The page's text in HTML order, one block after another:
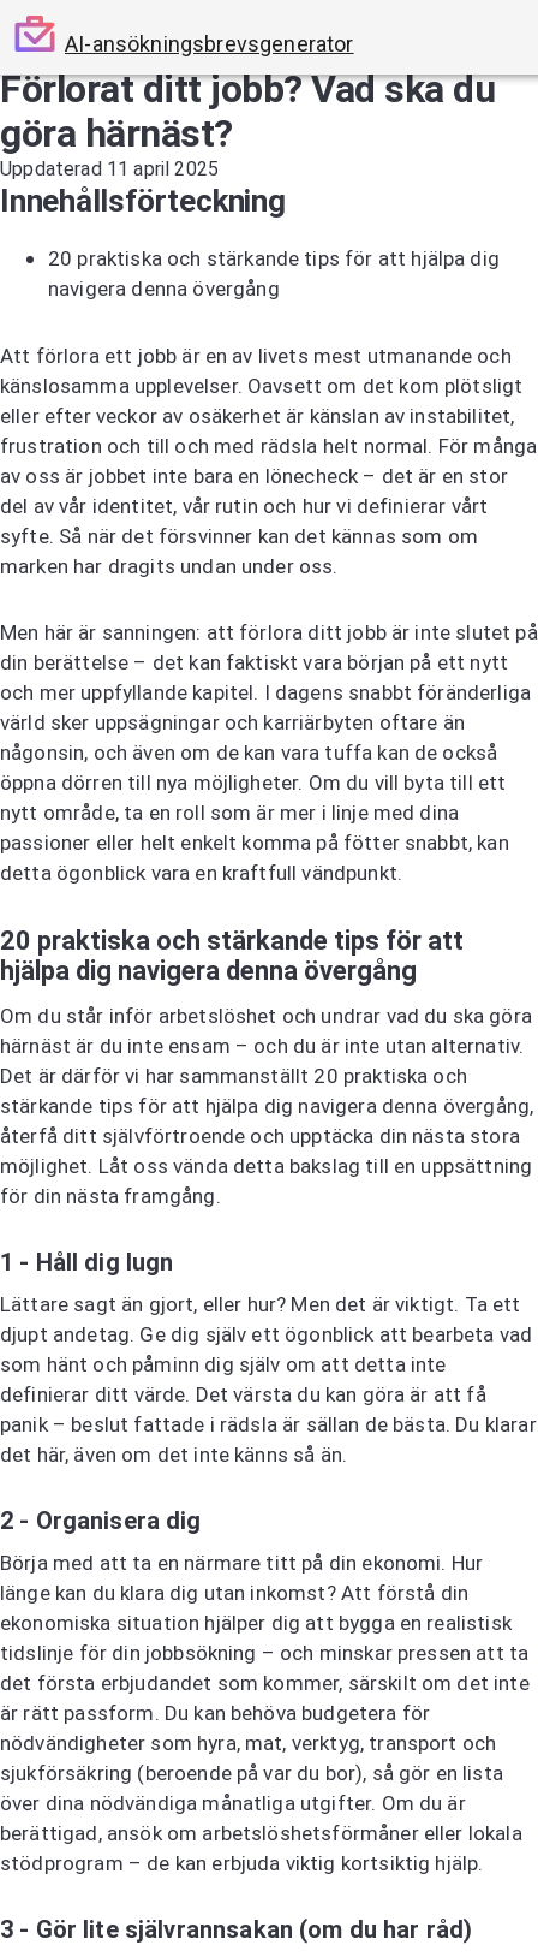
AI-ansökningsbrevsgenerator
Förlorat ditt jobb? Vad ska du
göra härnäst?
Uppdaterad 11 april 2025
Innehållsförteckning
20 praktiska och stärkande tips för att hjälpa dig
navigera denna övergång
Att förlora ett jobb är en av livets mest utmanande och
känslosamma upplevelser. Oavsett om det kom plötsligt
eller efter veckor av osäkerhet är känslan av instabilitet,
frustration och till och med rädsla helt normal. För många
av oss är jobbet inte bara en lönecheck – det är en stor
del av vår identitet, vår rutin och hur vi definierar vårt
syfte. Så när det försvinner kan det kännas som om
marken har dragits undan under oss.
Men här är sanningen: att förlora ditt jobb är inte slutet på
din berättelse – det kan faktiskt vara början på ett nytt
och mer uppfyllande kapitel. I dagens snabbt föränderliga
värld sker uppsägningar och karriärbyten oftare än
någonsin, och även om de kan vara tuffa kan de också
öppna dörren till nya möjligheter. Om du vill byta till ett
nytt område, ta en roll som är mer i linje med dina
passioner eller helt enkelt komma på fötter snabbt, kan
detta ögonblick vara en kraftfull vändpunkt.
20 praktiska och stärkande tips för att
hjälpa dig navigera denna övergång
Om du står inför arbetslöshet och undrar vad du ska göra
härnäst är du inte ensam – och du är inte utan alternativ.
Det är därför vi har sammanställt 20 praktiska och
stärkande tips för att hjälpa dig navigera denna övergång,
återfå ditt självförtroende och upptäcka din nästa stora
möjlighet. Låt oss vända detta bakslag till en uppsättning
för din nästa framgång.
1 - Håll dig lugn
Lättare sagt än gjort, eller hur? Men det är viktigt. Ta ett
djupt andetag. Ge dig själv ett ögonblick att bearbeta vad
som hänt och påminn dig själv om att detta inte
definierar ditt värde. Det värsta du kan göra är att få
panik – beslut fattade i rädsla är sällan de bästa. Du klarar
det här, även om det inte känns så än.
2 - Organisera dig
Börja med att ta en närmare titt på din ekonomi. Hur
länge kan du klara dig utan inkomst? Att förstå din
ekonomiska situation hjälper dig att bygga en realistisk
tidslinje för din jobbsökning – och minskar pressen att ta
det första erbjudandet som kommer, särskilt om det inte
är rätt passform. Du kan behöva budgetera för
nödvändigheter som hyra, mat, verktyg, transport och
sjukförsäkring (beroende på var du bor), så gör en lista
över dina nödvändiga månatliga utgifter. Om du är
berättigad, ansök om arbetslöshetsförmåner eller lokala
stödprogram – de kan erbjuda viktig kortsiktig hjälp.
3 - Gör lite självrannsakan (om du har råd)